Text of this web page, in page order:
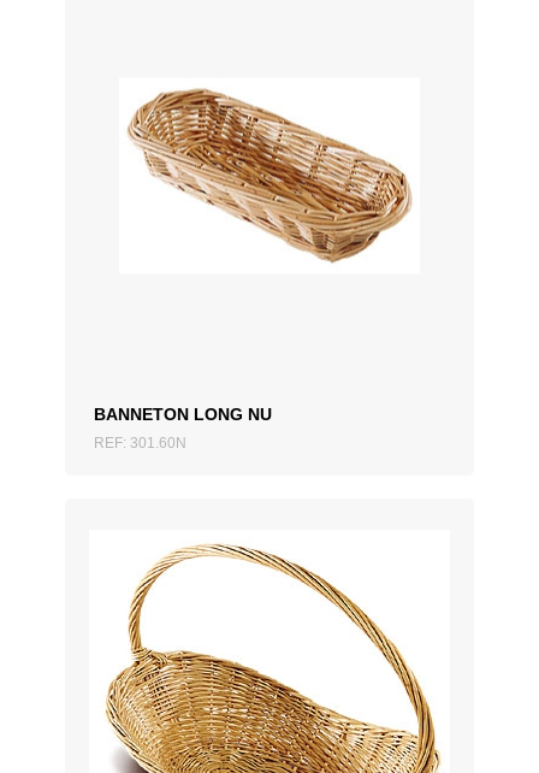
BANNETON LONG NU
REF: 301.60N
AJOUTER AU DEVIS